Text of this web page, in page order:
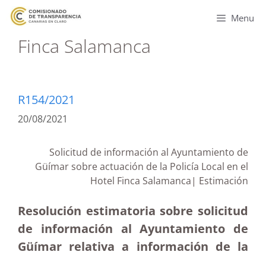
Menu
Finca Salamanca
R154/2021
20/08/2021
Solicitud de información al Ayuntamiento de
Güímar sobre actuación de la Policía Local en el
Hotel Finca Salamanca| Estimación
Resolución estimatoria sobre solicitud
de información al Ayuntamiento de
Güímar relativa a información de la